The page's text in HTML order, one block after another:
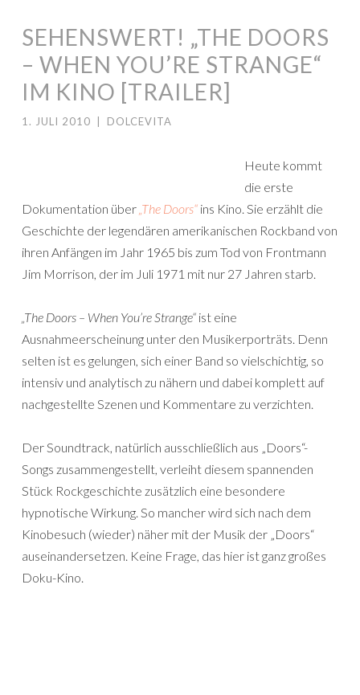
SEHENSWERT! „THE DOORS
– WHEN YOU’RE STRANGE“
IM KINO [TRAILER]
1. JULI 2010 DOLCEVITA
Heute kommt
die erste
Dokumentation über„The Doors“ ins Kino. Sie erzählt die
Geschichte der legendären amerikanischen Rockband von
ihren Anfängen im Jahr 1965 bis zum Tod von Frontmann
Jim Morrison, der im Juli 1971 mit nur 27 Jahren starb.
„The Doors – When You’re Strange“ ist eine
Ausnahmeerscheinung unter den Musikerporträts. Denn
selten ist es gelungen, sich einer Band so vielschichtig, so
intensiv und analytisch zu nähern und dabei komplett auf
nachgestellte Szenen und Kommentare zu verzichten.
Der Soundtrack, natürlich ausschließlich aus „Doors“-
Songs zusammengestellt, verleiht diesem spannenden
Stück Rockgeschichte zusätzlich eine besondere
hypnotische Wirkung. So mancher wird sich nach dem
Kinobesuch (wieder) näher mit der Musik der „Doors“
auseinandersetzen. Keine Frage, das hier ist ganz großes
Doku-Kino.